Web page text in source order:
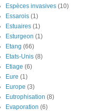
Espèces invasives (10)
Essarois (1)
Estuaires (1)
Esturgeon (1)
Etang (66)
Etats-Unis (8)
Etiage (6)
Eure (1)
Europe (3)
Eutrophisation (8)
Evaporation (6)